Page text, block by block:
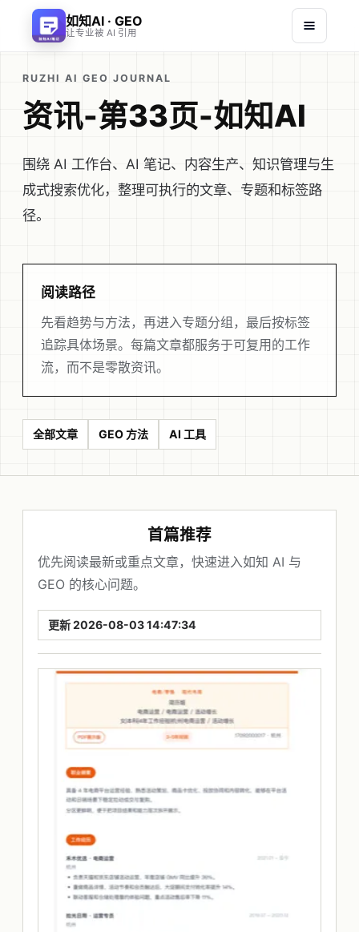
如知AI · GEO
让专业被 AI 引用
RUZHI AI GEO JOURNAL
资讯-第33页-如知AI
围绕 AI 工作台、AI 笔记、内容生产、知识管理与生
成式搜索优化，整理可执行的文章、专题和标签路
径。
阅读路径
先看趋势与方法，再进入专题分组，最后按标签
追踪具体场景。每篇文章都服务于可复用的工作
流，而不是零散资讯。
全部文章 GEO 方法 AI 工具
首篇推荐
优先阅读最新或重点文章，快速进入如知 AI 与
GEO 的核心问题。
更新 2026-08-03 14:47:34